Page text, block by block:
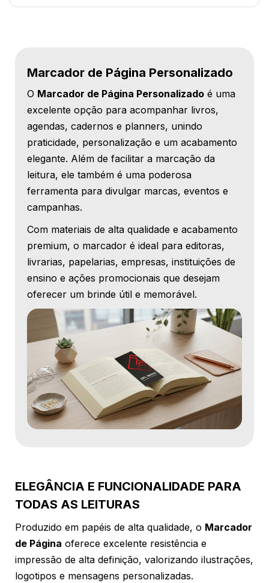
Marcador de Página Personalizado
O Marcador de Página Personalizado é uma
excelente opção para acompanhar livros,
agendas, cadernos e planners, unindo
praticidade, personalização e um acabamento
elegante. Além de facilitar a marcação da
leitura, ele também é uma poderosa
ferramenta para divulgar marcas, eventos e
campanhas.
Com materiais de alta qualidade e acabamento
premium, o marcador é ideal para editoras,
livrarias, papelarias, empresas, instituições de
ensino e ações promocionais que desejam
oferecer um brinde útil e memorável.
ELEGÂNCIA E FUNCIONALIDADE PARA
TODAS AS LEITURAS
Produzido em papéis de alta qualidade, o Marcador
de Página oferece excelente resistência e
impressão de alta definição, valorizando ilustrações,
logotipos e mensagens personalizadas.